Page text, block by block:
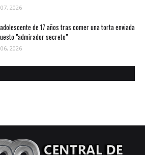
2026
de 17 años tras comer una torta enviada
"admirador secreto"
2026